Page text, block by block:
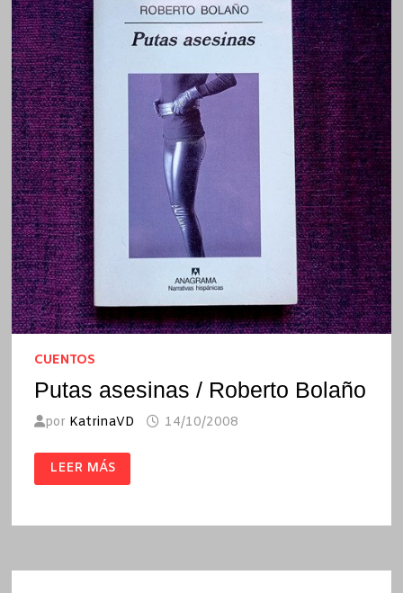
CUENTOS
Putas asesinas / Roberto Bolaño
por KatrinaVD 14/10/2008
PUTAS
ASESINAS
/
LEER MÁS